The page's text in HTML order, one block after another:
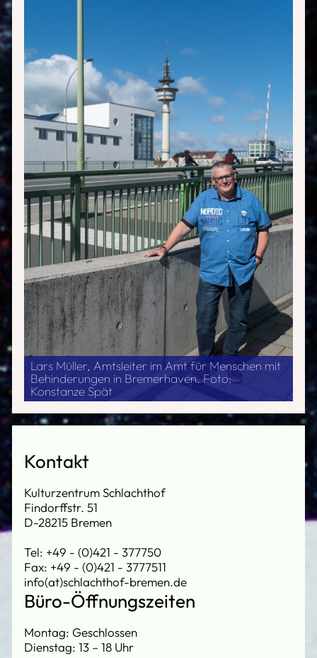
Lars Müller, Amtsleiter im Amt für Menschen mit
Behinderungen in Bremerhaven. Foto:
Konstanze Spät
Kontakt
Kulturzentrum Schlachthof
Findorffstr. 51
D-28215 Bremen
Tel: +49 - (0)421 - 377750
Fax: +49 - (0)421 - 3777511
info(at)schlachthof-bremen.de
Büro-Öffnungszeiten
Montag: Geschlossen
Dienstag: 13 – 18 Uhr